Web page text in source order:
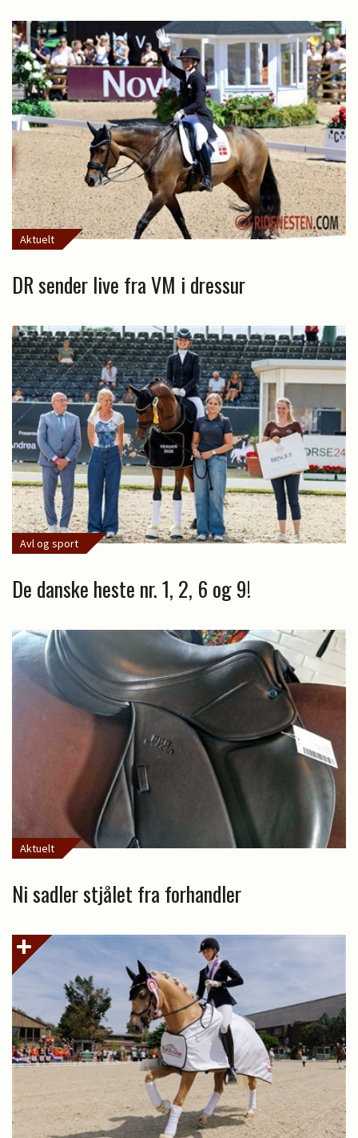
Aktuelt
DR sender live fra VM i dressur
Avl og sport
De danske heste nr. 1, 2, 6 og 9!
Aktuelt
Ni sadler stjålet fra forhandler